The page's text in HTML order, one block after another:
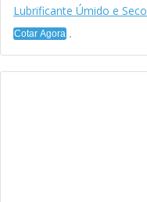
Lubrificante Úmido e
Cotar Agora